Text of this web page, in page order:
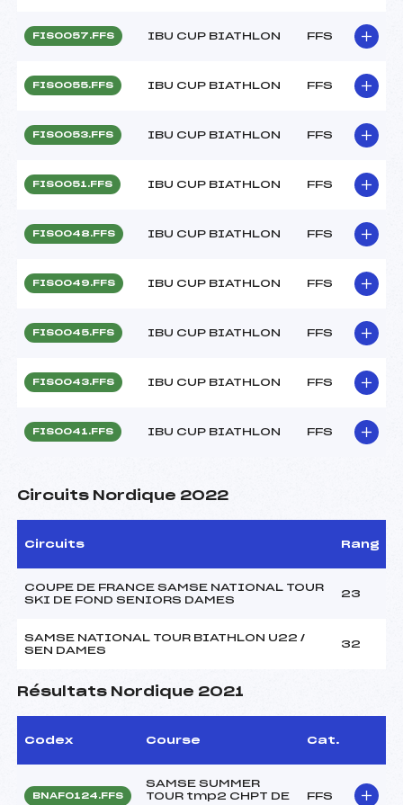
FIS0057.FFS IBU CUP BIATHLON FFS
FIS0055.FFS IBU CUP BIATHLON FFS
FIS0053.FFS IBU CUP BIATHLON FFS
FIS0051.FFS IBU CUP BIATHLON FFS
FIS0048.FFS IBU CUP BIATHLON FFS
FIS0049.FFS IBU CUP BIATHLON FFS
FIS0045.FFS IBU CUP BIATHLON FFS
FIS0043.FFS IBU CUP BIATHLON FFS
FIS0041.FFS IBU CUP BIATHLON FFS
Circuits Nordique 2022
Circuits Rang
COUPE DE FRANCE SAMSE NATIONAL TOUR
SKI DE FOND SENIORS DAMES
23
SAMSE NATIONAL TOUR BIATHLON U22 /
SEN DAMES
32
Résultats Nordique 2021
Codex Course Cat.
BNAF0124.FFS
SAMSE SUMMER
TOUR tmp2 CHPT DE
FFS